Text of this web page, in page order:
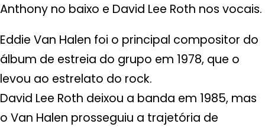
Anthony no baixo e David Lee Roth nos vocais.
Eddie Van Halen foi o principal compositor do
álbum de estreia do grupo em 1978, que o
levou ao estrelato do rock.
David Lee Roth deixou a banda em 1985, mas
o Van Halen prosseguiu a trajetória de